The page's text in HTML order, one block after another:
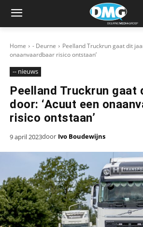
Home - Deurne
Peelland Truckrun gaat dit
onaanvaardbaar risico ontstaan’
-- nieuws
Peelland Truckrun gaat
door: ‘Acuut een
risico ontstaan’
9 april 2023door Ivo Boudewijns